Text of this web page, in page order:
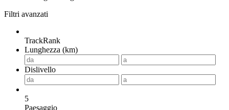
Filtri avanzati
TrackRank
Lunghezza (km)
Dislivello
5
Paesaggio